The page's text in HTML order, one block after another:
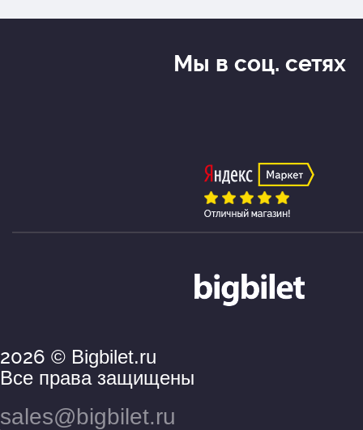
2026 © Bigbilet.ru
Все права защищены
sales@bigbilet.ru
Мы в соц. сетях